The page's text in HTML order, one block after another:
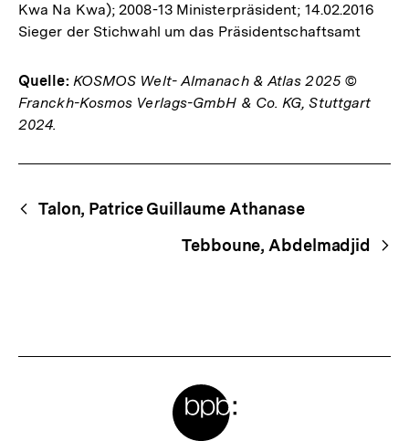
Kwa Na Kwa); 2008-13 Ministerpräsident; 14.02.2016
Sieger der Stichwahl um das Präsidentschaftsamt
Quelle: KOSMOS Welt- Almanach & Atlas 2025 ©
Franckh-Kosmos Verlags-GmbH & Co. KG, Stuttgart
2024.
Begriffsnavigation
Content-
Navigation
Talon, Patrice Guillaume Athanase
Tebboune, Abdelmadjid